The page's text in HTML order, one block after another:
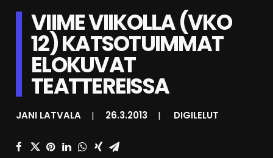
STREAMIT
KESKUSTELU
SHOP
HAKU
VIIME VIIKOLLA (VKO
12) KATSOTUIMMAT
ELOKUVAT
TEATTEREISSA
JANI LATVALA | 26.3.2013 | DIGILELUT